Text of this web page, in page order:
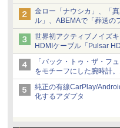
金ロー「ナウシカ」、「
ル」、ABEMAで「葬送の
など。夏の特番・配信情報
世界初アクティブノイズ
HDMIケーブル「Pulsar
から
「バック・トゥ・ザ・フ
をモチーフにした腕時計
純正の有線CarPlay/
化するアダプタ